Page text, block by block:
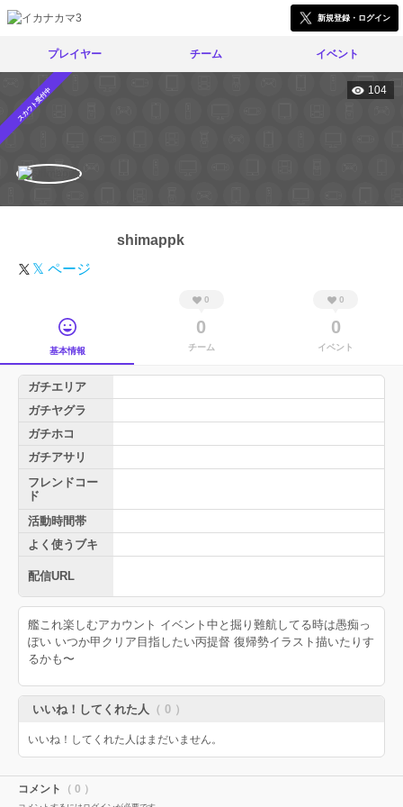
新規登録・ログイン
プレイヤー チーム イベント
スカウト受付中 104
shimappk
𝕏 ページ
基本情報
0
0
チーム
0
0
イベント
ガチエリア
ガチヤグラ
ガチホコ
ガチアサリ
フレンドコー
ド
活動時間帯
よく使うブキ
配信URL
艦これ楽しむアカウント イベント中と掘り難航してる時は愚痴っ
ぽい いつか甲クリア目指したい丙提督 復帰勢イラスト描いたりす
るかも〜
いいね！してくれた人 （ 0 ）
いいね！してくれた人はまだいません。
コメント （ 0 ）